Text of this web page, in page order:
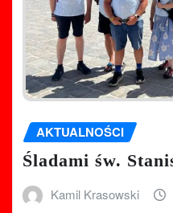
AKTUALNOŚCI
Śladami św.
Kamil Krasowski